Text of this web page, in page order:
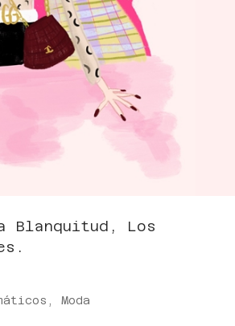
Blanquitud, Los
, Moda